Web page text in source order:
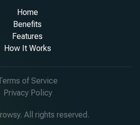
Home
Benefits
Features
How It Works
All rights reserved.
Privacy Policy
of Service